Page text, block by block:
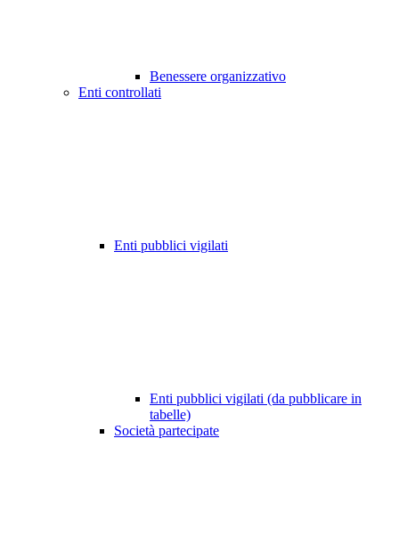
Benessere organizzativo
Enti controllati
Enti pubblici vigilati
Enti pubblici vigilati (da pubblicare in
tabelle)
Società partecipate